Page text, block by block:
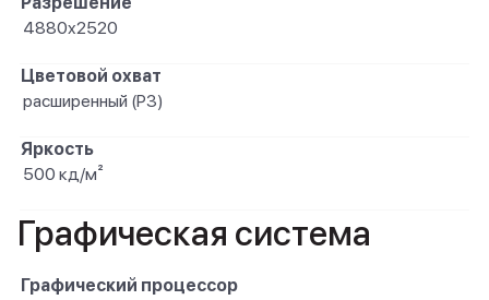
4880x2520
Цветовой охват
расширенный (P3)
Яркость
500 кд/м²
Графическая система
Графический процессор